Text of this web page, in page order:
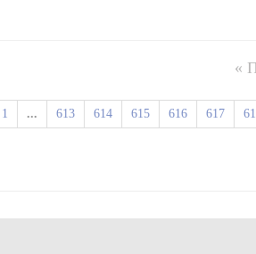
«
1 ... 613 614 615 616 617